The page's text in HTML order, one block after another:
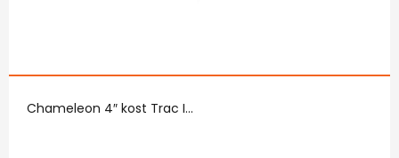
Chameleon 4″ kost Trac I...